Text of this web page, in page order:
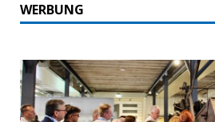
WERBUNG